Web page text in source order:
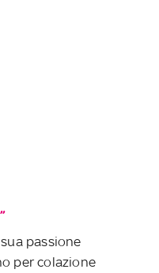
passione
per colazione